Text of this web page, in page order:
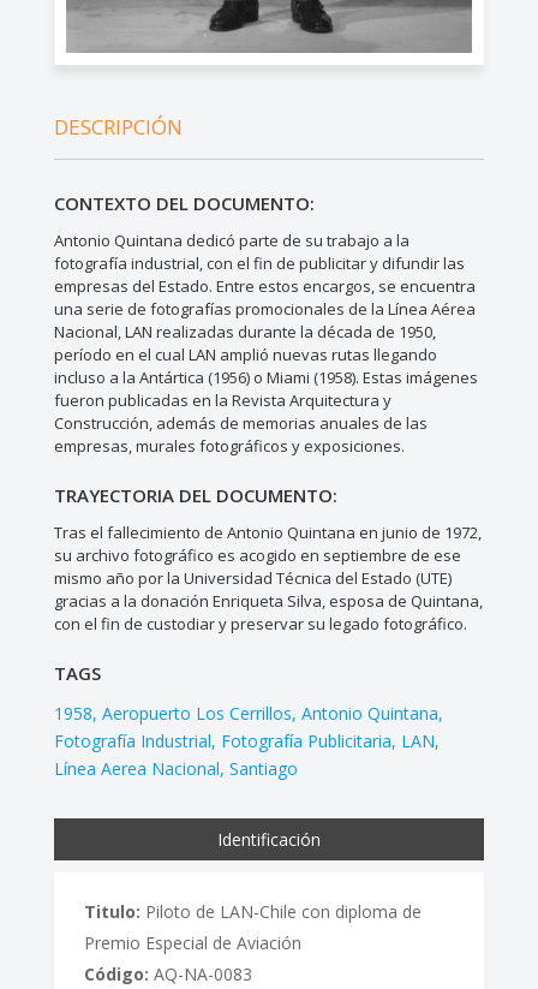
DESCRIPCIÓN
CONTEXTO DEL DOCUMENTO:
Antonio Quintana dedicó parte de su trabajo a la
fotografía industrial, con el fin de publicitar y difundir las
empresas del Estado. Entre estos encargos, se encuentra
una serie de fotografías promocionales de la Línea Aérea
Nacional, LAN realizadas durante la década de 1950,
período en el cual LAN amplió nuevas rutas llegando
incluso a la Antártica (1956) o Miami (1958). Estas imágenes
fueron publicadas en la Revista Arquitectura y
Construcción, además de memorias anuales de las
empresas, murales fotográficos y exposiciones.
TRAYECTORIA DEL DOCUMENTO:
Tras el fallecimiento de Antonio Quintana en junio de 1972,
su archivo fotográfico es acogido en septiembre de ese
mismo año por la Universidad Técnica del Estado (UTE)
gracias a la donación Enriqueta Silva, esposa de Quintana,
con el fin de custodiar y preservar su legado fotográfico.
TAGS
1958 Aeropuerto Los Cerrillos Antonio Quintana
Fotografía Industrial Fotografía Publicitaria LAN
Línea Aerea Nacional Santiago
Identificación
Titulo: Piloto de LAN-Chile con diploma de
Premio Especial de Aviación
Código: AQ-NA-0083